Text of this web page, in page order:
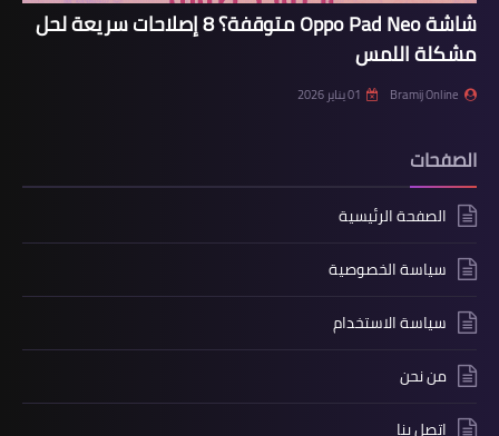
شاشة Oppo Pad Neo متوقفة؟ 8 إصلاحات سريعة لحل
مشكلة اللمس
Bramij Online 01 يناير 2026
الصفحات
الصفحة الرئيسية
سياسة الخصوصية
سياسة الاستخدام
من نحن
اتصل بنا